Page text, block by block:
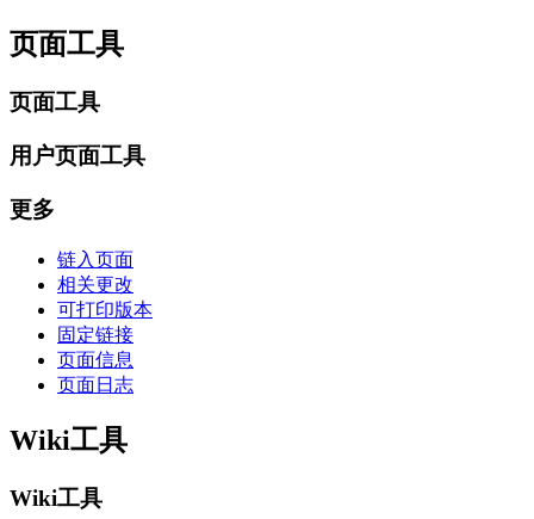
页面工具
页面工具
用户页面工具
更多
链入页面
相关更改
可打印版本
固定链接
页面信息
页面日志
Wiki工具
Wiki工具